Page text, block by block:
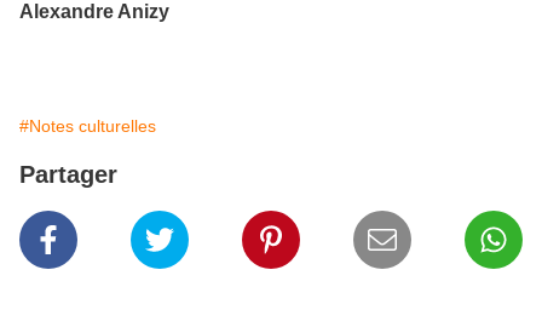
Alexandre Anizy
#Notes culturelles
Partager